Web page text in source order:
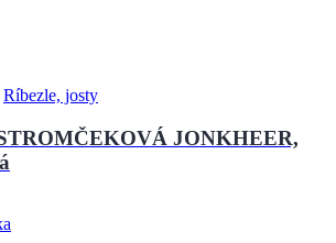
Ríbezle, josty
JONKHEER,